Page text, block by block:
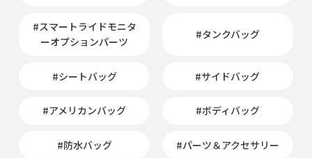
#スマートライドモニタ
ーオプションパーツ
#タンクバッグ
#シートバッグ #サイドバッグ
#アメリカンバッグ #ボディバッグ
#防水バッグ #パーツ＆アクセサリー